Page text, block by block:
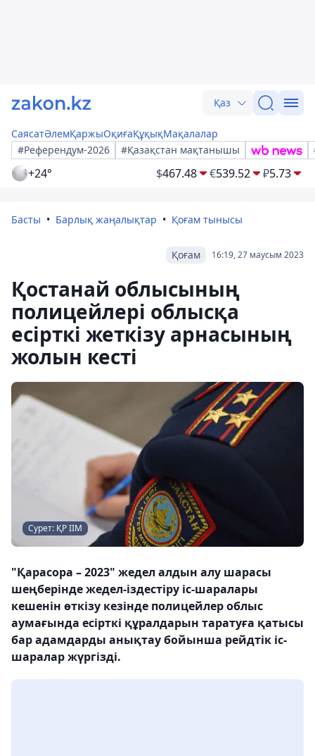
Қаз
СаясатӘлемҚаржыОқиғаҚұқықМақалалар
#Референдум-2026
#Қазақстан мақтанышы
+24° $467.48 €539.52 ₽5.73
Басты Барлық жаңалықтар Қоғам тынысы
16:19, 27 маусым 2023
Қоғам
Қостанай облысының
полицейлері облысқа
есірткі жеткізу арнасының
жолын кесті
Сурет: ҚР ІІМ
"Қарасора – 2023" жедел алдын алу шарасы
шеңберінде жедел-іздестіру іс-шаралары
кешенін өткізу кезінде полицейлер облыс
аумағында есірткі құралдарын таратуға қатысы
бар адамдарды анықтау бойынша рейдтік іс-
шаралар жүргізді.